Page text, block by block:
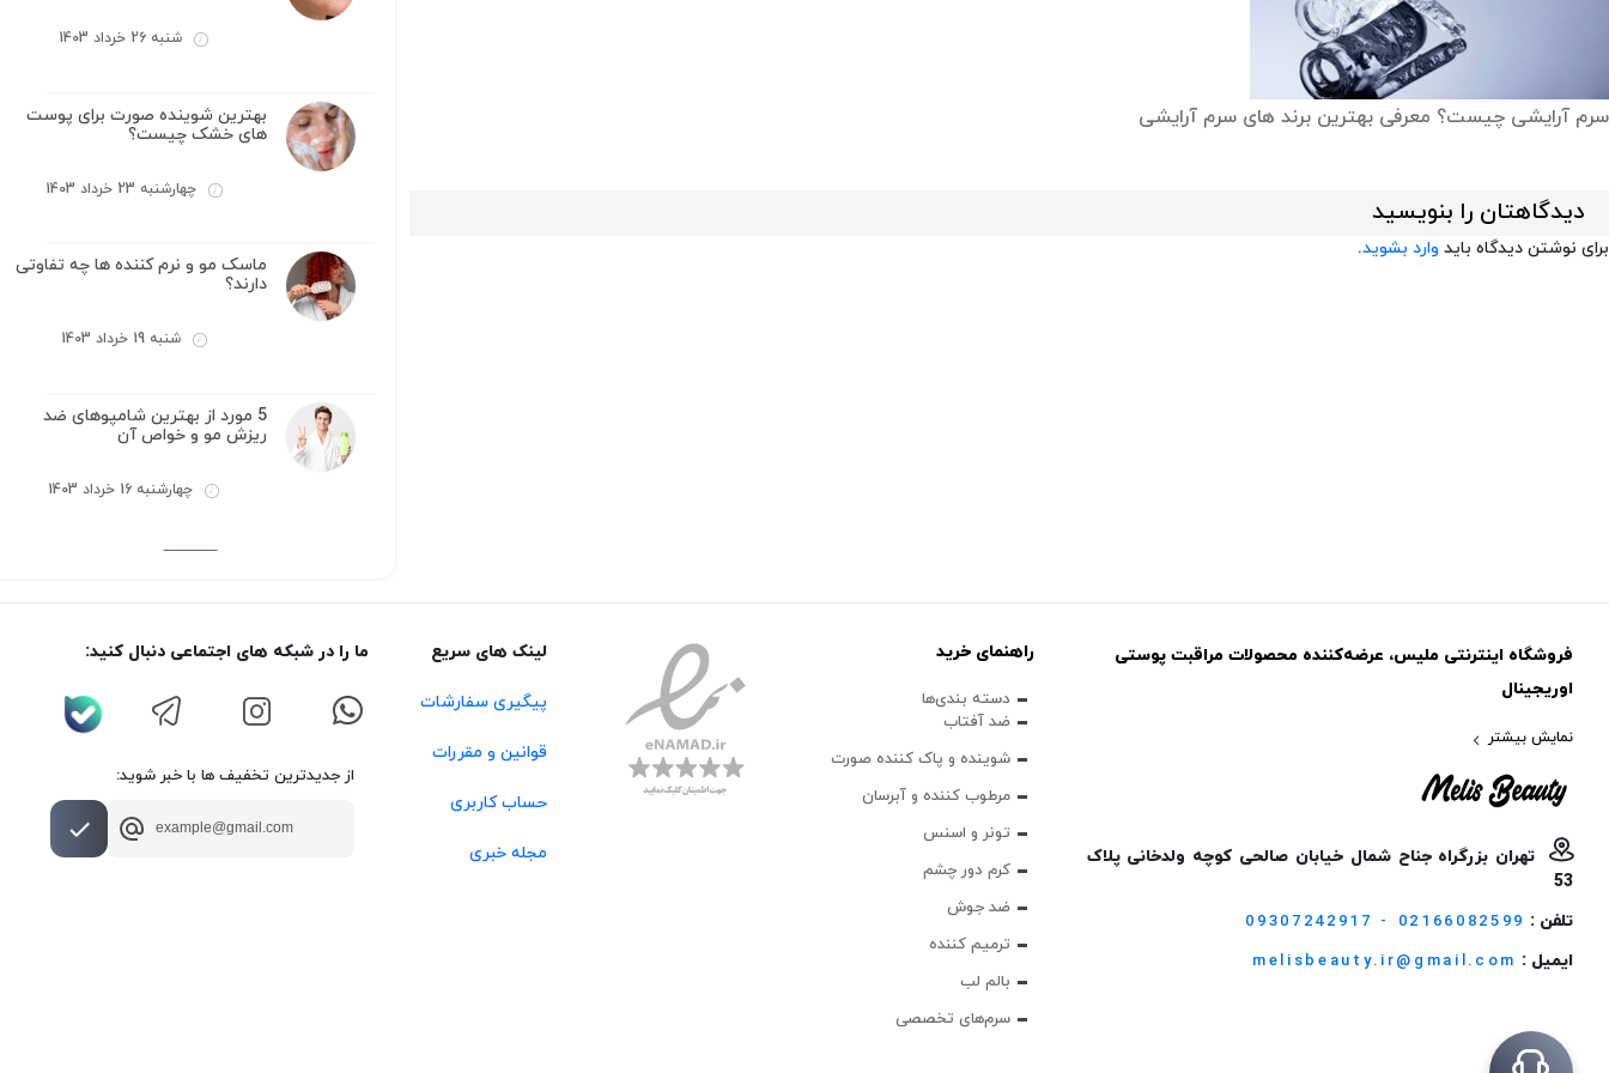
سرم آرایشی چیست؟ معرفی بهترین برند های سرم آرایشی
دیدگاهتان را بنویسید
برای نوشتن دیدگاه باید وارد بشوید.
شنبه 26 خرداد 1403
بهترین شوینده صورت برای پوست
های خشک چیست؟
چهارشنبه 23 خرداد 1403
ماسک مو و نرم کننده ها چه تفاوتی
دارند؟
شنبه 19 خرداد 1403
5 مورد از بهترین شامپوهای ضد
ریزش مو و خواص آن
چهارشنبه 16 خرداد 1403
فروشگاه اینترنتی ملیس، عرضه‌کننده محصولات مراقبت پوستی
اوریجینال
نمایش بیشتر
تهران بزرگراه جناح شمال خیابان صالحی کوچه ولدخانی پلاک
53
تلفن : 09307242917 - 02166082599
ایمیل : melisbeauty.ir@gmail.com
راهنمای خرید
دسته بندی‌ها
ضد آفتاب
شوینده و پاک‌ کننده صورت
مرطوب کننده و آبرسان
تونر و اسنس
کرم دور چشم
ضد جوش
ترمیم کننده
بالم لب
سرم‌های تخصصی
لینک های سریع
پیگیری سفارشات
قوانین و مقررات
حساب کاربری
مجله خبری
ما را در شبکه های اجتماعی دنبال کنید:
از جدیدترین تخفیف ها با خبر شوید: